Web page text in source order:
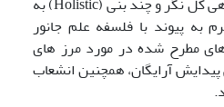
به پیوند با فلسفه علم جانور
مطرح شده در مورد مرز های
آرایگان، همچنین انشعاب